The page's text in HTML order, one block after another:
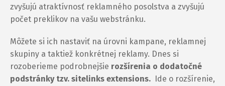
zvyšujú atraktívnosť reklamného posolstva a zvyšujú
počet preklikov na vašu webstránku.
Môžete si ich nastaviť na úrovni kampane, reklamnej
skupiny a taktiež konkrétnej reklamy. Dnes si
rozoberieme podrobnejšie rozšírenia o dodatočné
podstránky tzv. sitelinks extensions. Ide o rozšírenie,